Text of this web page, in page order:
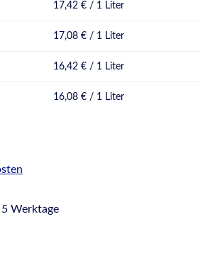
17,42 € / 1 Liter
17,08 € / 1 Liter
16,42 € / 1 Liter
16,08 € / 1 Liter
Werktage